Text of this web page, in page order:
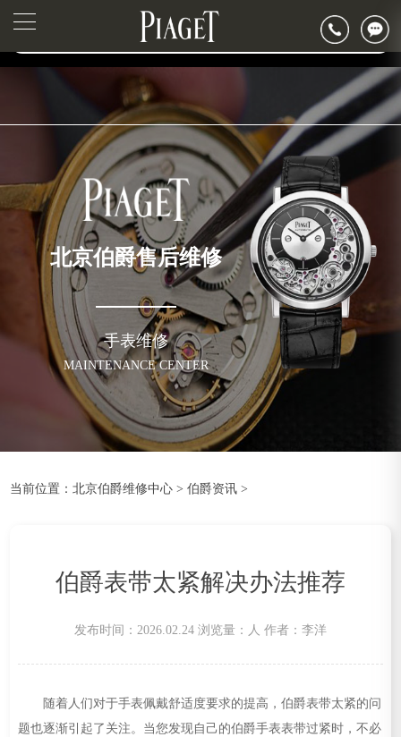
▲
▼
2026年6月伯爵售后服务中心最新网点地址：
北京市东城区东长安街1号东方广场写字楼W3座6层602室（需提前预约）
北京市朝阳区建国门外大街甲6号华熙国际中心写字楼D座11层1102室（需提前预约）
北京市朝阳区建国门外大街甲6号华熙国际中心D座11层1102室伯爵售后服务中心（需提前预约）
北京市东城区东长安街1号王府井东方广场W3座6层602室伯爵售后服务中心（需提前预约）
节假日正常营业！
北京伯爵售后维修
手表维修
MAINTENANCE CENTER
当前位置：北京伯爵维修中心 >伯爵资讯 >
伯爵表带太紧解决办法推荐
发布时间：2026.02.24 浏览量： 人 作者：李洋
随着人们对于手表佩戴舒适度要求的提高，伯爵表带太紧的问
题也逐渐引起了关注。当您发现自己的伯爵手表表带过紧时，不必